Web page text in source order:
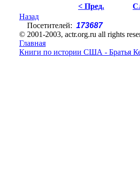
< Пред.
Назад
Посетителей: 173687
© 2001-2003, actr.org.ru all rights
Главная
Книги по истории США - Братья